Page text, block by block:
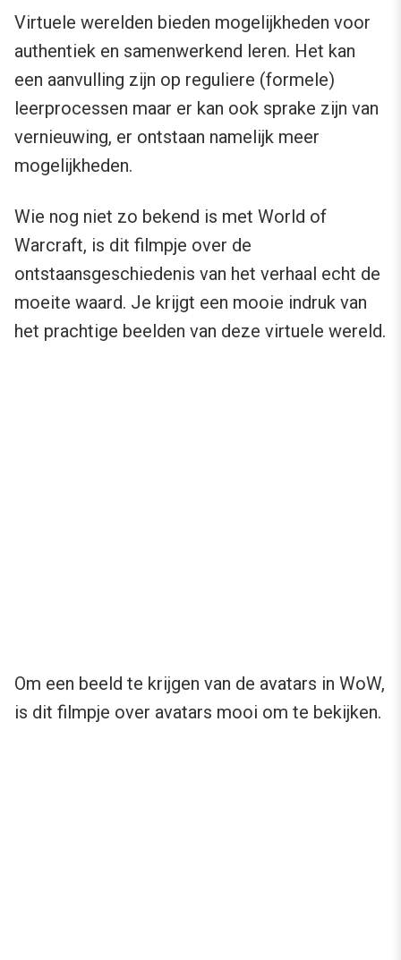
Virtuele werelden bieden mogelijkheden voor
authentiek en samenwerkend leren. Het kan
een aanvulling zijn op reguliere (formele)
leerprocessen maar er kan ook sprake zijn van
vernieuwing, er ontstaan namelijk meer
mogelijkheden.
Wie nog niet zo bekend is met World of
Warcraft, is dit filmpje over de
ontstaansgeschiedenis van het verhaal echt de
moeite waard. Je krijgt een mooie indruk van
het prachtige beelden van deze virtuele wereld.
Om een beeld te krijgen van de avatars in WoW,
is dit filmpje over avatars mooi om te bekijken.